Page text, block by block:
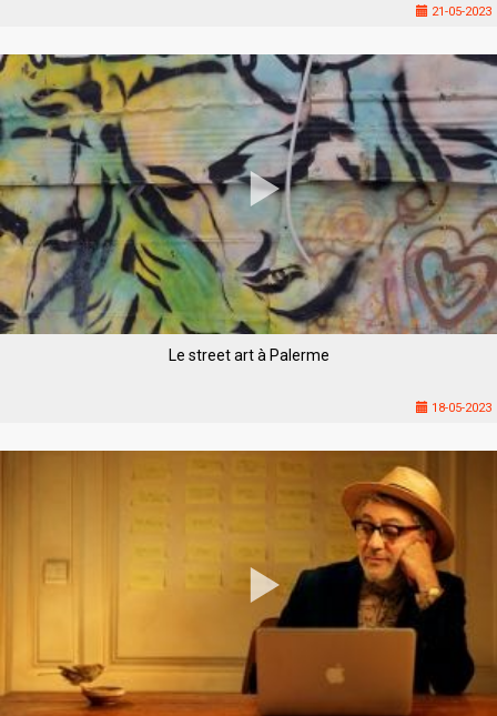
21-05-2023
Le street art à Palerme
18-05-2023